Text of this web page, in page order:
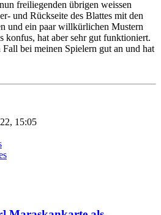
freiliegenden übrigen weissen
und Rückseite des Blattes mit den
und ein paar willkürlichen Mustern
konfus, hat aber sehr gut funktioniert.
bei meinen Spielern gut an und hat
15:05